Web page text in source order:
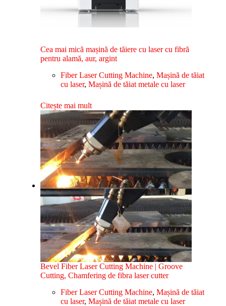
Cea mai mică mașină de tăiere cu laser cu fibră
pentru alamă, aur, argint
Fiber Laser Cutting Machine,Mașină de tăiat
cu laser,Mașină de tăiat metale cu laser
Citește mai mult
Bevel Fiber Laser Cutting Machine | Groove
Cutting, Chamfering de fibra laser cutter
Fiber Laser Cutting Machine,Mașină de tăiat
cu laser,Mașină de tăiat metale cu laser